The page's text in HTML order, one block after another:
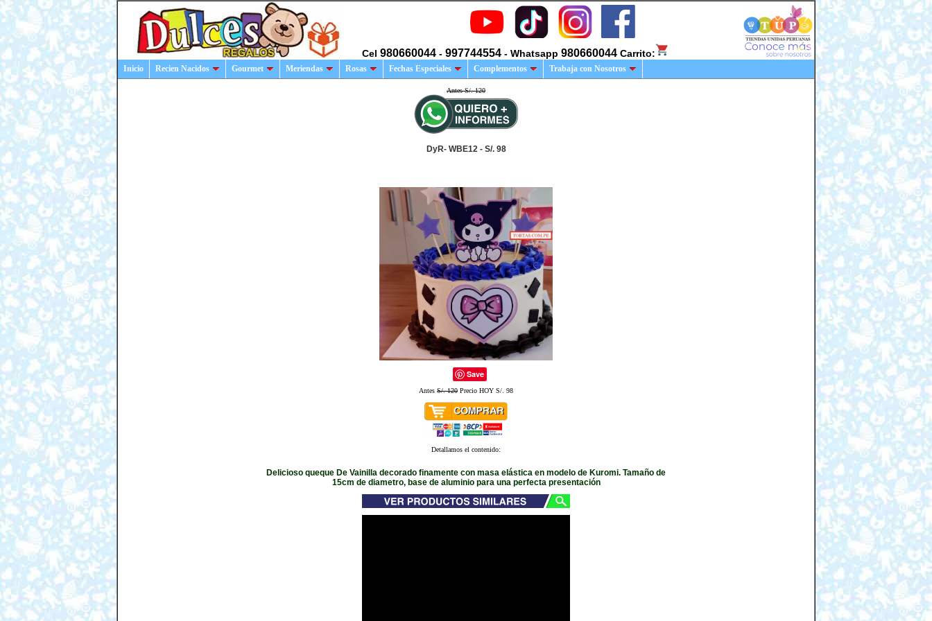
Cel 980660044 - 997744554 - Whatsapp 980660044 Carrito:
Inicio Recien Nacidos Gourmet Meriendas Rosas Fechas Especiales Complementos Trabaja con Nosotros
Antes S/. 120
DyR- WBE12 - S/. 98
Save
Antes S/. 120 Precio HOY S/. 98
Detallamos el contenido:
Delicioso queque De Vainilla decorado finamente con masa elástica en modelo de Kuromi. Tamaño de
15cm de diametro, base de aluminio para una perfecta presentación